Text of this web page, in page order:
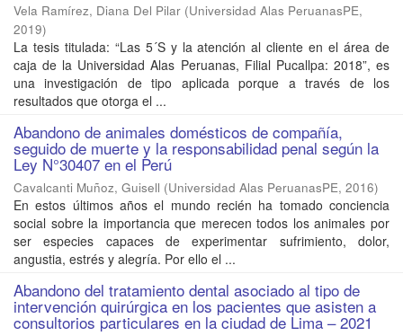
Vela Ramírez, Diana Del Pilar (Universidad Alas PeruanasPE,
2019)
La tesis titulada: “Las 5´S y la atención al cliente en el área de
caja de la Universidad Alas Peruanas, Filial Pucallpa: 2018”, es
una investigación de tipo aplicada porque a través de los
resultados que otorga el ...
Abandono de animales domésticos de compañía,
seguido de muerte y la responsabilidad penal según la
Ley N°30407 en el Perú
Cavalcanti Muñoz, Guisell (Universidad Alas PeruanasPE, 2016)
En estos últimos años el mundo recién ha tomado conciencia
social sobre la importancia que merecen todos los animales por
ser especies capaces de experimentar sufrimiento, dolor,
angustia, estrés y alegría. Por ello el ...
Abandono del tratamiento dental asociado al tipo de
intervención quirúrgica en los pacientes que asisten a
consultorios particulares en la ciudad de Lima – 2021